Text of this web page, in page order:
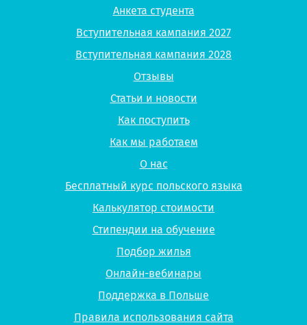
Анкета студента
Вступительная кампания 2027
Вступительная кампания 2028
Отзывы
Статьи и новости
Как поступить
Как мы работаем
О нас
Бесплатный курс польского языка
Калькулятор стоимости
Стипендии на обучение
Подбор жилья
Онлайн-вебинары
Поддержка в Польше
Правила использования сайта